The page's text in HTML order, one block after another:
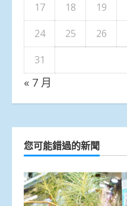
17
18 19
24
25 26
31
« 7 月
您可能錯過的新聞